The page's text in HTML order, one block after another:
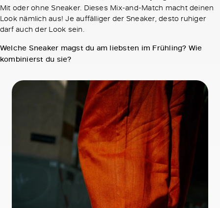
Mit oder ohne Sneaker. Dieses Mix-and-Match macht deinen
Look nämlich aus! Je auffälliger der Sneaker, desto ruhiger
darf auch der Look sein.
Welche Sneaker magst du am liebsten im Frühling? Wie
kombinierst du sie?